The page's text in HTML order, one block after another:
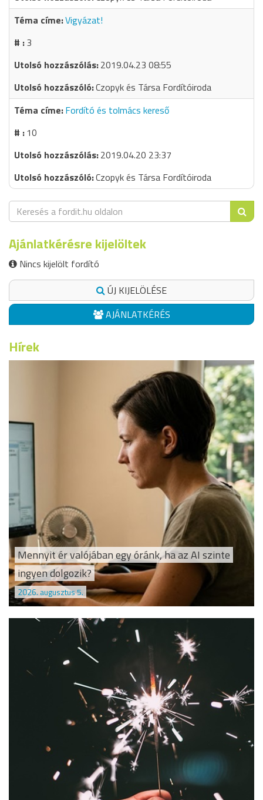
Vigyázat!
3
2019.04.23 08:55
Czopyk és Társa Fordítóiroda
Fordító és tolmács kereső
10
2019.04.20 23:37
Czopyk és Társa Fordítóiroda
Ajánlatkérésre kijelöltek
Nincs kijelölt fordító
ÚJ KIJELÖLÉSE
AJÁNLATKÉRÉS
Hírek
Mennyit ér valójában egy óránk, ha az AI szinte
ingyen dolgozik?
2026. augusztus 5.